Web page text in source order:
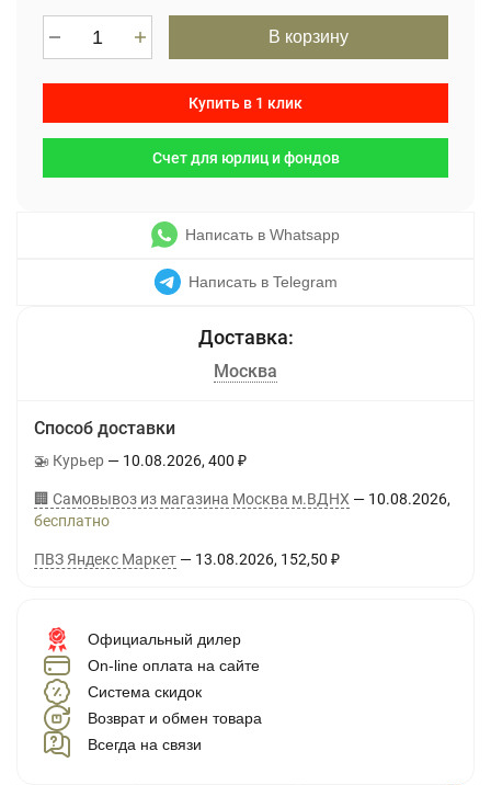
В корзину
Купить в 1 клик
Счет для юрлиц и фондов
Написать в Whatsapp
Написать в Telegram
Москва
Способ доставки
🚁 Курьер 10.08.2026 400 ₽
🏢 Самовывоз из магазина Москва м.ВДНХ
10.08.2026
Бесплатно
ПВЗ Яндекс Маркет 13.08.2026 152,50 ₽
Официальный дилер
On-line оплата на сайте
Система скидок
Возврат и обмен товара
Всегда на связи